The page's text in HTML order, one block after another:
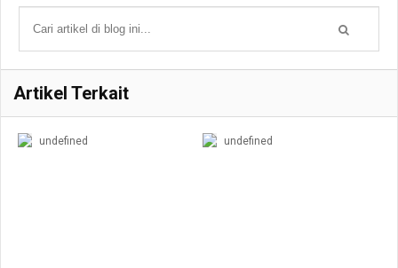
Artikel Terkait
undefined undefined